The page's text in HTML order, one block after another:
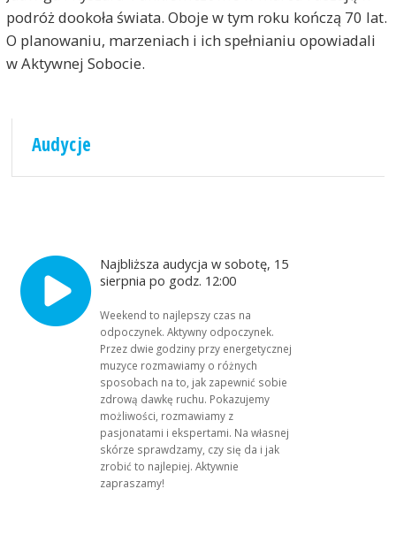
podróż dookoła świata. Oboje w tym roku kończą 70 lat.
O planowaniu, marzeniach i ich spełnianiu opowiadali
w Aktywnej Sobocie.
Audycje
Najbliższa audycja w sobotę, 15
sierpnia po godz. 12:00
Weekend to najlepszy czas na
odpoczynek. Aktywny odpoczynek.
Przez dwie godziny przy energetycznej
muzyce rozmawiamy o różnych
sposobach na to, jak zapewnić sobie
zdrową dawkę ruchu. Pokazujemy
możliwości, rozmawiamy z
pasjonatami i ekspertami. Na własnej
skórze sprawdzamy, czy się da i jak
zrobić to najlepiej. Aktywnie
zapraszamy!